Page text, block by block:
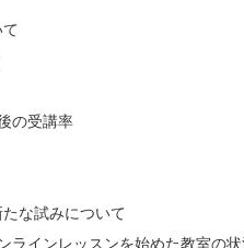
の受講率
な試みについて
インレッスンを始めた教室の状